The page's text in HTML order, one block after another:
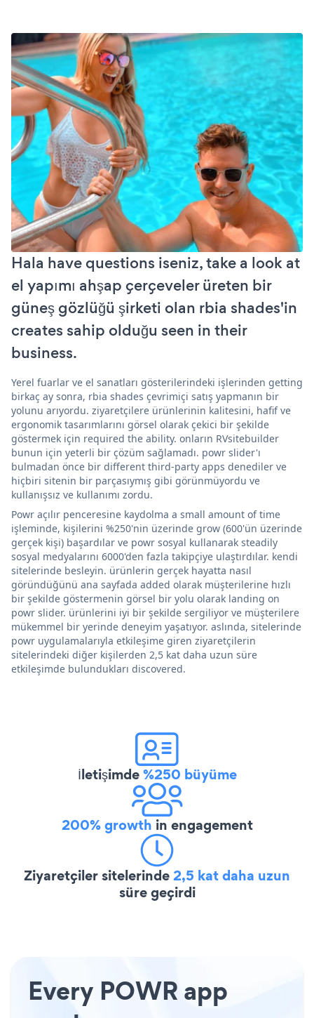
Hala have questions iseniz, take a look at
el yapımı ahşap çerçeveler üreten bir
güneş gözlüğü şirketi olan rbia shades'in
creates sahip olduğu seen in their
business.
Yerel fuarlar ve el sanatları gösterilerindeki işlerinden getting
birkaç ay sonra, rbia shades çevrimiçi satış yapmanın bir
yolunu arıyordu. ziyaretçilere ürünlerinin kalitesini, hafif ve
ergonomik tasarımlarını görsel olarak çekici bir şekilde
göstermek için required the ability. onların RVsitebuilder
bunun için yeterli bir çözüm sağlamadı. powr slider'ı
bulmadan önce bir different third-party apps denediler ve
hiçbiri sitenin bir parçasıymış gibi görünmüyordu ve
kullanışsız ve kullanımı zordu.
Powr açılır penceresine kaydolma a small amount of time
işleminde, kişilerini %250'nin üzerinde grow (600'ün üzerinde
gerçek kişi) başardılar ve powr sosyal kullanarak steadily
sosyal medyalarını 6000'den fazla takipçiye ulaştırdılar. kendi
sitelerinde besleyin. ürünlerin gerçek hayatta nasıl
göründüğünü ana sayfada added olarak müşterilerine hızlı
bir şekilde göstermenin görsel bir yolu olarak landing on
powr slider. ürünlerini iyi bir şekilde sergiliyor ve müşterilere
mükemmel bir yerinde deneyim yaşatıyor. aslında, sitelerinde
powr uygulamalarıyla etkileşime giren ziyaretçilerin
sitelerindeki diğer kişilerden 2,5 kat daha uzun süre
etkileşimde bulundukları discovered.
İletişimde%250 büyüme
200% growth in engagement
Ziyaretçiler sitelerinde2,5 kat daha uzun
süre geçirdi
Every POWR app